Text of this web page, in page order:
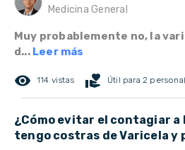
Medicina General
Muy probablemente no, la
d... Leer más
remove_red_eye 114 vistas volunteer_activism Útil para 2
¿Cómo evitar el contagiar a
tengo costras de Varicela y